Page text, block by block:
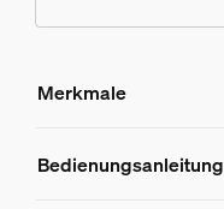
Merkmale
Merkmale
Bedienungsanleitung